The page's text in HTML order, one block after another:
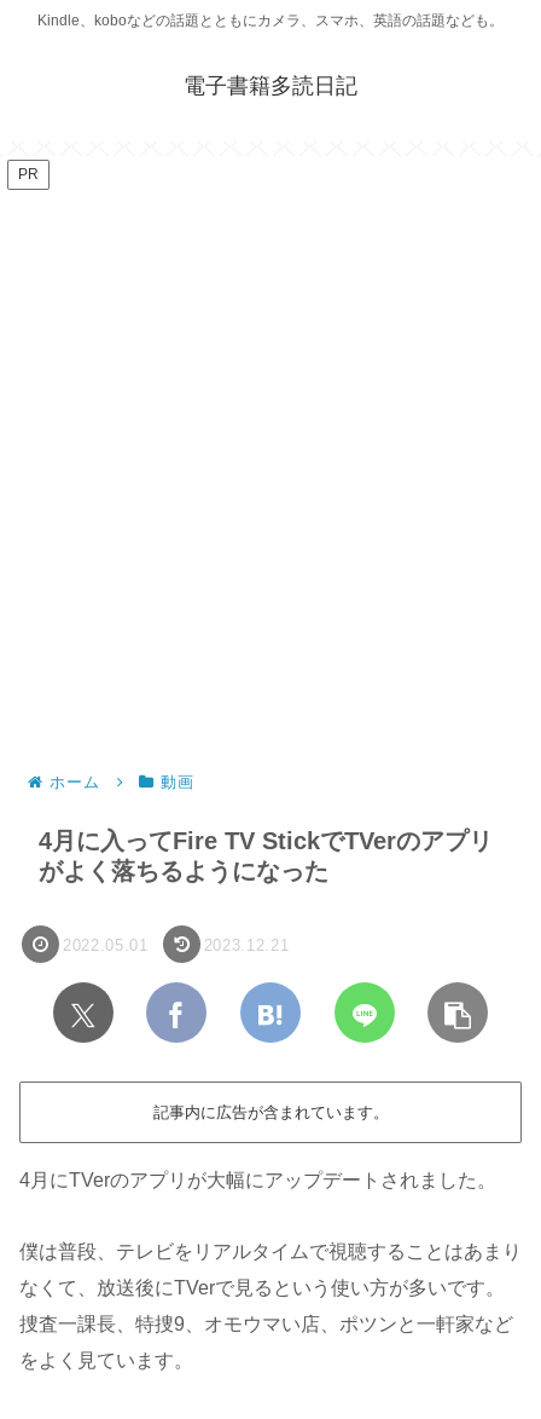
Kindle、koboなどの話題とともにカメラ、スマホ、英語の話題なども。
電子書籍多読日記
PR
ホーム 動画
4月に入ってFire TV StickでTVerのアプリ
がよく落ちるようになった
2022.05.01 2023.12.21
記事内に広告が含まれています。
4月にTVerのアプリが大幅にアップデートされました。
僕は普段、テレビをリアルタイムで視聴することはあまり
なくて、放送後にTVerで見るという使い方が多いです。
捜査一課長、特捜9、オモウマい店、ポツンと一軒家など
をよく見ています。